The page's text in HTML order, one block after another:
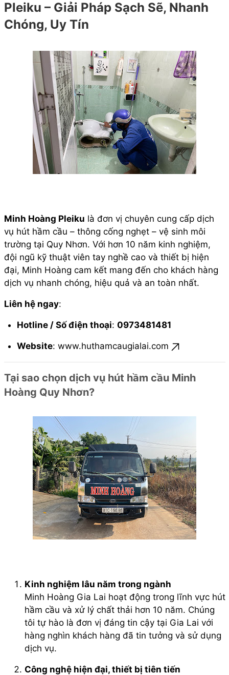
Pleiku – Giải Pháp Sạch Sẽ, Nhanh
Chóng, Uy Tín
Minh Hoàng Pleiku là đơn vị chuyên cung cấp dịch
vụ hút hầm cầu – thông cống nghẹt – vệ sinh môi
trường tại Quy Nhơn. Với hơn 10 năm kinh nghiệm,
đội ngũ kỹ thuật viên tay nghề cao và thiết bị hiện
đại, Minh Hoàng cam kết mang đến cho khách hàng
dịch vụ nhanh chóng, hiệu quả và an toàn nhất.
Liên hệ ngay:
Hotline / Số điện thoại: 0973481481
Website: www.huthamcaugialai.com
Tại sao chọn dịch vụ hút hầm cầu Minh
Hoàng Quy Nhơn?
Kinh nghiệm lâu năm trong ngành
Minh Hoàng Gia Lai hoạt động trong lĩnh vực hút
hầm cầu và xử lý chất thải hơn 10 năm. Chúng
tôi tự hào là đơn vị đáng tin cậy tại Gia Lai với
hàng nghìn khách hàng đã tin tưởng và sử dụng
dịch vụ.
Công nghệ hiện đại, thiết bị tiên tiến